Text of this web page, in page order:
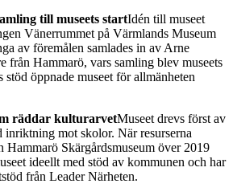
till museets startIdén till museet
Vänerrummet på Värmlands Museum
av föremålen samlades in av Arne
från Hammarö, vars samling blev museets
öppnade museet för allmänheten
räddar kulturarvetMuseet drevs först av
inriktning mot skolor. När resurserna
Hammarö Skärgårdsmuseum över 2019
ideellt med stöd av kommunen och har
från Leader Närheten.